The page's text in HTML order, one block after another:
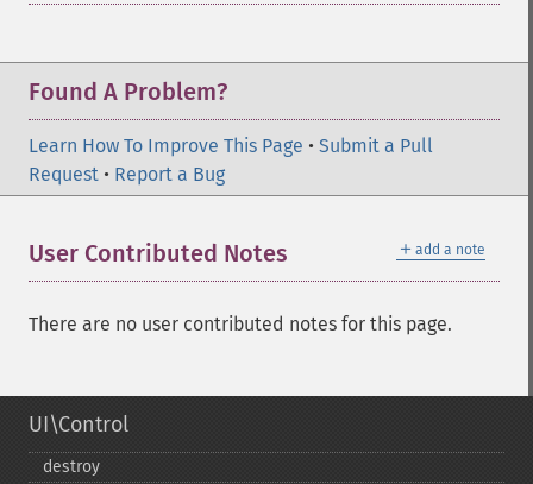
Found A Problem?
Learn How To Improve This Page • Submit a Pull
Request • Report a Bug
＋ add a note
User Contributed Notes
There are no user contributed notes for this page.
UI\Control
destroy